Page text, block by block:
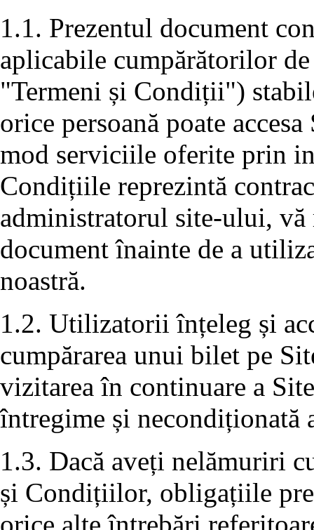
1.1. Prezentul document
aplicabile cumpărătorilor
"Termeni și Condiții")
orice persoană poate
mod serviciile oferite prin
Condițiile reprezintă
administratorul site-ului,
document înainte de a
noastră.
1.2. Utilizatorii înțeleg și
cumpărarea unui bilet pe
vizitarea în continuare a
întregime și
1.3. Dacă aveți nelămuriri
și Condițiilor, obligațiile
orice alte întrebări